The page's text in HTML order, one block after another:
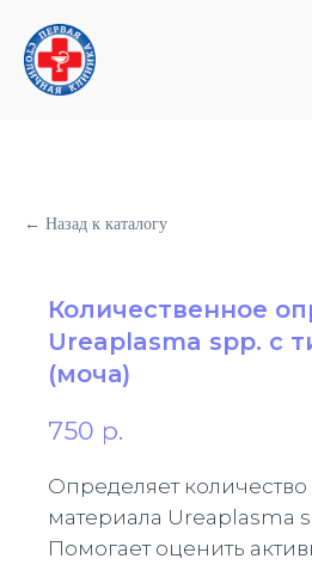
Первая Столичная Клиника
← Назад к каталогу
Количественное
Ureaplasma spp. с
(моча)
750 р.
Определяет количество
материала Ureaplasma
Помогает оценить